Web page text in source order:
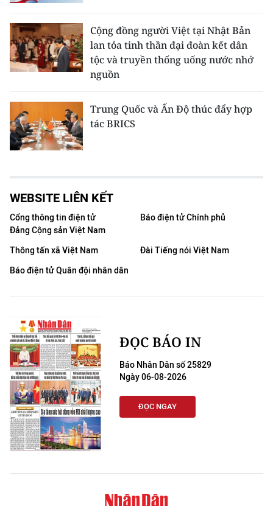
Cộng đồng người Việt tại Nhật Bản
lan tỏa tinh thần đại đoàn kết dân
tộc và truyền thống uống nước nhớ
nguồn
Trung Quốc và Ấn Độ thúc đẩy hợp
tác BRICS
WEBSITE LIÊN KẾT
Cổng thông tin điện tử
Đảng Cộng sản Việt Nam
Báo điện tử Chính phủ
Thông tấn xã Việt Nam
Đài Tiếng nói Việt Nam
Báo điện tử Quân đội nhân dân
ĐỌC BÁO IN
Báo Nhân Dân số 25829
Ngày 06-08-2026
ĐỌC NGAY